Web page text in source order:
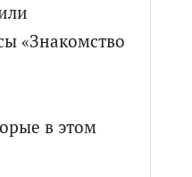
«Знакомство
в этом